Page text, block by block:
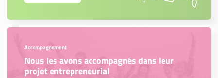
Accompagnement
Nous les avons accompagnés dans leur
projet entrepreneurial